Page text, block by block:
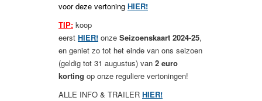
voor deze vertoning HIER!
TIP: koop
eerst HIER! onze Seizoenskaart 2024-25,
en geniet zo tot het einde van ons seizoen
(geldig tot 31 augustus) van 2 euro
korting op onze reguliere vertoningen!
ALLE INFO & TRAILER HIER!